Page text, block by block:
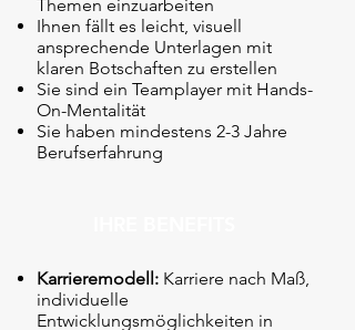
Themen einzuarbeiten
Ihnen fällt es leicht, visuell
ansprechende Unterlagen mit
klaren Botschaften zu erstellen
Sie sind ein Teamplayer mit Hands-
On-Mentalität
Sie haben mindestens 2-3 Jahre
Berufserfahrung
Karrieremodell: Karriere nach Maß,
individuelle
Entwicklungsmöglichkeiten in